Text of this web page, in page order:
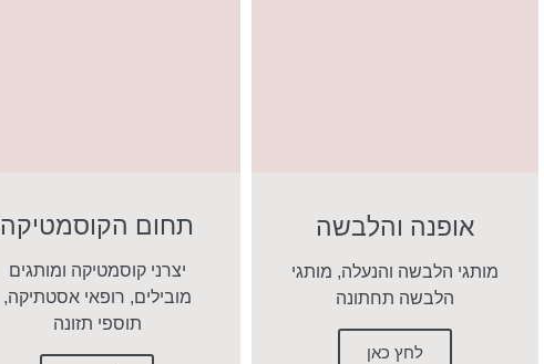
אופנה והלבשה
מותגי הלבשה והנעלה, מותגי
הלבשה תחתונה
לחץ כאן
תחום הקוסמטיקה
יצרני קוסמטיקה ומותגים
מובילים, רופאי אסטתיקה,
תוספי תזונה